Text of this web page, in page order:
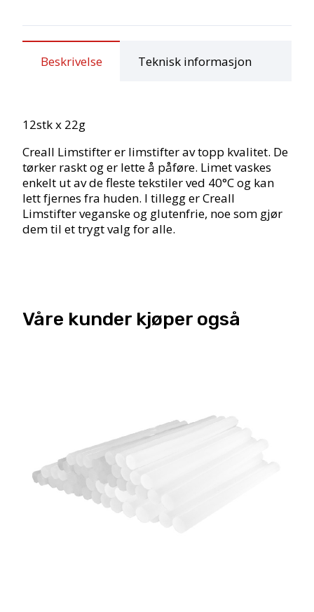
Beskrivelse Teknisk informasjon
12stk x 22g
Creall Limstifter er limstifter av topp kvalitet. De
tørker raskt og er lette å påføre. Limet vaskes
enkelt ut av de fleste tekstiler ved 40°C og kan
lett fjernes fra huden. I tillegg er Creall
Limstifter veganske og glutenfrie, noe som gjør
dem til et trygt valg for alle.
Våre kunder kjøper også